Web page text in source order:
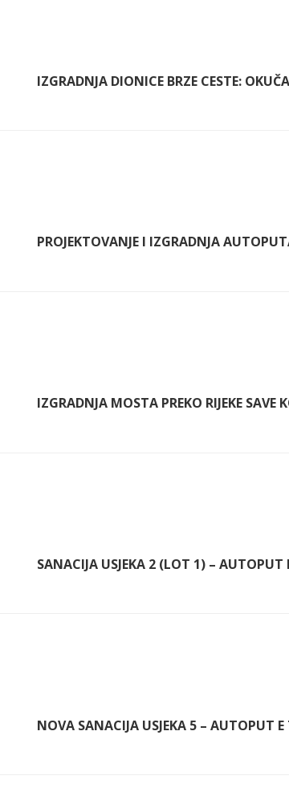
IZGRADNJA DIONICE BRZE CESTE:
PROJEKTOVANJE I IZGRADNJA
IZGRADNJA MOSTA PREKO RIJEKE SAVE
SANACIJA USJEKA 2 (LOT 1) –
NOVA SANACIJA USJEKA 5 – AUTOPUT